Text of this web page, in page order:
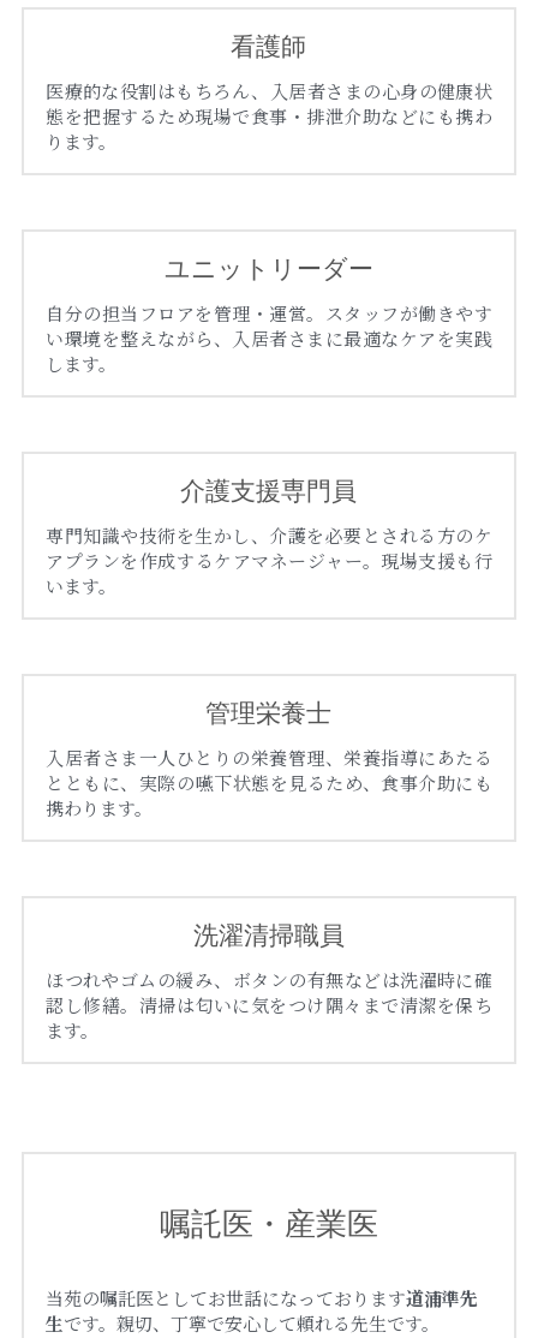
看護師
医療的な役割はもちろん、入居者さまの心身の健康状
態を把握するため現場で食事・排泄介助などにも携わ
ります。
ユニットリーダー
自分の担当フロアを管理・運営。スタッフが働きやす
い環境を整えながら、入居者さまに最適なケアを実践
します。
介護支援専門員
専門知識や技術を生かし、介護を必要とされる方のケ
アプランを作成するケアマネージャー。現場支援も行
います。
管理栄養士
入居者さま一人ひとりの栄養管理、栄養指導にあたる
とともに、実際の嚥下状態を見るため、食事介助にも
携わります。
洗濯清掃職員
ほつれやゴムの緩み、ボタンの有無などは洗濯時に確
認し修繕。清掃は匂いに気をつけ隅々まで清潔を保ち
ます。
嘱託医・産業医
当苑の嘱託医としてお世話になっております道浦準先
生です。親切、丁寧で安心して頼れる先生です。